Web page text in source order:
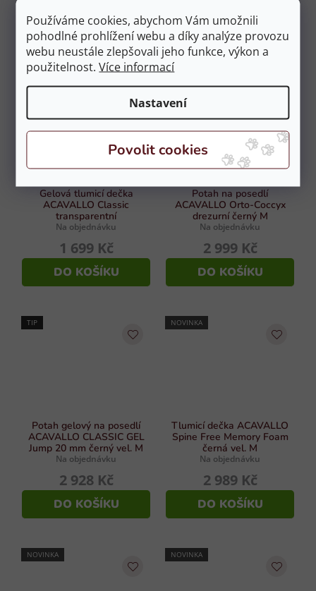
Používáme cookies, abychom Vám umožnili
pohodlné prohlížení webu a díky analýze provozu
webu neustále zlepšovali jeho funkce, výkon a
použitelnost.Více informací
Nastavení
1 899 Kč
DO KOŠÍKU
1 229 Kč
DO KOŠÍKU
Gelová tlumicí dečka
ACAVALLO Classic
transparentní
Na objednávku
1 699 Kč
DO KOŠÍKU
NOVINKA
Potah na posedlí
ACAVALLO Orto-Coccyx
drezurní černý M
Na objednávku
2 999 Kč
DO KOŠÍKU
TIP
Potah gelový na posedlí
ACAVALLO CLASSIC GEL
Jump 20 mm černý vel. M
Na objednávku
2 928 Kč
DO KOŠÍKU
NOVINKA
Tlumicí dečka ACAVALLO
Spine Free Memory Foam
černá vel. M
Na objednávku
2 989 Kč
DO KOŠÍKU
NOVINKA NOVINKA